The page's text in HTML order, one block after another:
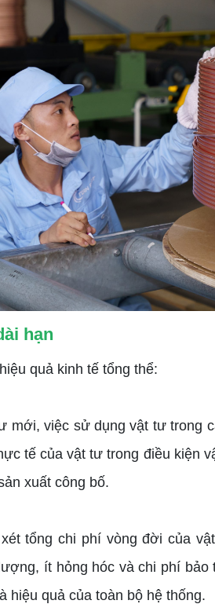
hạn
quả kinh tế tổng thể:
việc sử dụng vật tư trong
tế của vật tư trong điều kiện
xuất công bố.
tổng chi phí vòng đời của
ít hỏng hóc và chi phí
quả của toàn bộ hệ thống.